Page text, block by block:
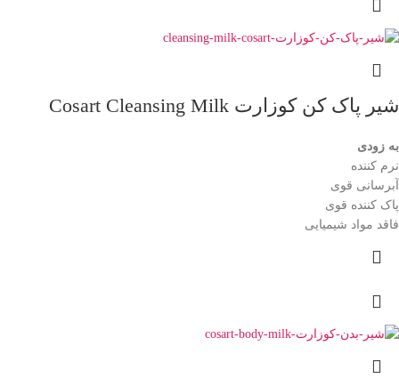
شیر پاک کن کوزارت Cosart Cleansing Milk
به زودی
نرم کننده
آبرسانی قوی
پاک کننده قوی
فاقد مواد شیمیایی